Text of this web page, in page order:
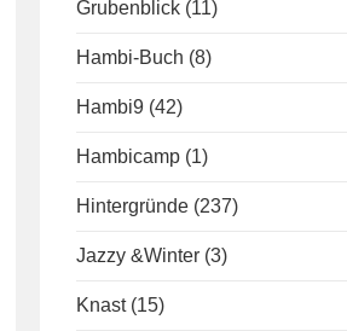
Grubenblick (11)
Hambi-Buch (8)
Hambi9 (42)
Hambicamp (1)
Hintergründe (237)
Jazzy &Winter (3)
Knast (15)